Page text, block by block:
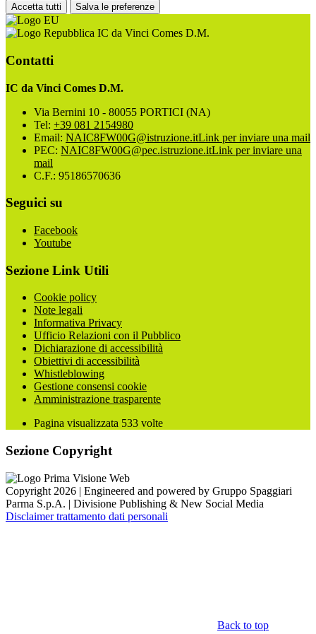
Accetta tutti Salva le preferenze
IC da Vinci Comes D.M.
Contatti
IC da Vinci Comes D.M.
Via Bernini 10 - 80055 PORTICI (NA)
Tel: +39 081 2154980
Email: NAIC8FW00G@istruzione.itLink per inviare una mail
PEC: NAIC8FW00G@pec.istruzione.itLink per inviare una
mail
C.F.: 95186570636
Seguici su
Facebook
Youtube
Sezione Link Utili
Cookie policy
Note legali
Informativa Privacy
Ufficio Relazioni con il Pubblico
Dichiarazione di accessibilità
Obiettivi di accessibilità
Whistleblowing
Gestione consensi cookie
Amministrazione trasparente
Pagina visualizzata 533 volte
Sezione Copyright
Copyright 2026 | Engineered and powered by Gruppo Spaggiari
Parma S.p.A. | Divisione Publishing & New Social Media
Disclaimer trattamento dati personali
Back to top